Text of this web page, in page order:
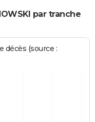
par tranche
décès (source :